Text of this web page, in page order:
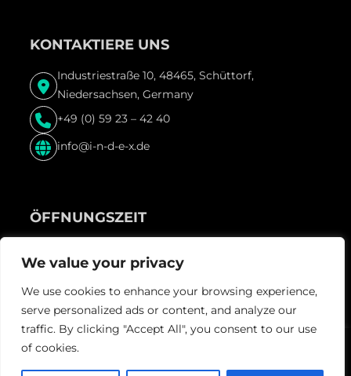
We value your privacy
We use cookies to enhance your browsing experience,
serve personalized ads or content, and analyze our
traffic. By clicking "Accept All", you consent to our use
of cookies.
KONTAKTIERE UNS
Industriestraße 10, 48465, Schüttorf,
Niedersachsen, Germany
+49 (0) 59 23 – 42 40
info@i-n-d-e-x.de
ÖFFNUNGSZEIT